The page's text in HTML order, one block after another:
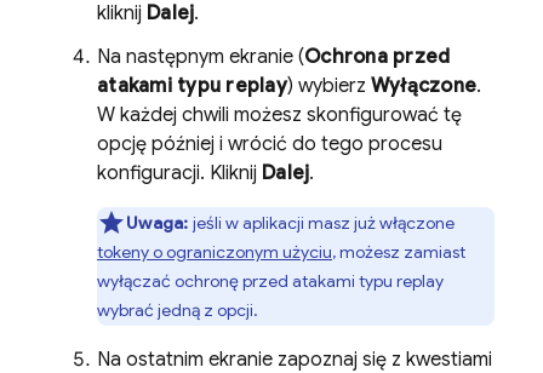
kliknij Dalej.
Na następnym ekranie (Ochrona przed
atakami typu replay) wybierz Wyłączone.
W każdej chwili możesz skonfigurować tę
opcję później i wrócić do tego procesu
konfiguracji. Kliknij Dalej.
Uwaga: jeśli w aplikacji masz już włączone
tokeny o ograniczonym użyciu, możesz zamiast
wyłączać ochronę przed atakami typu replay
wybrać jedną z opcji.
Na ostatnim ekranie zapoznaj się z kwestiami